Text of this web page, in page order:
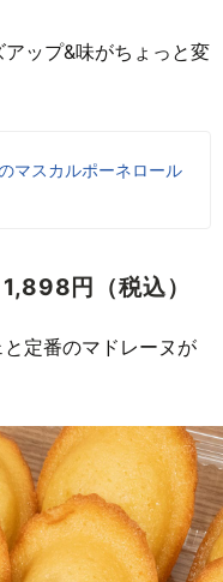
ップ&味がちょっと変
マスカルポーネロール
円（税込）
定番のマドレーヌが